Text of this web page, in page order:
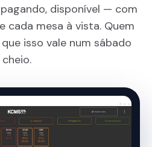
disponível — com
cada mesa à vista. Quem
isso vale num sábado
cheio.